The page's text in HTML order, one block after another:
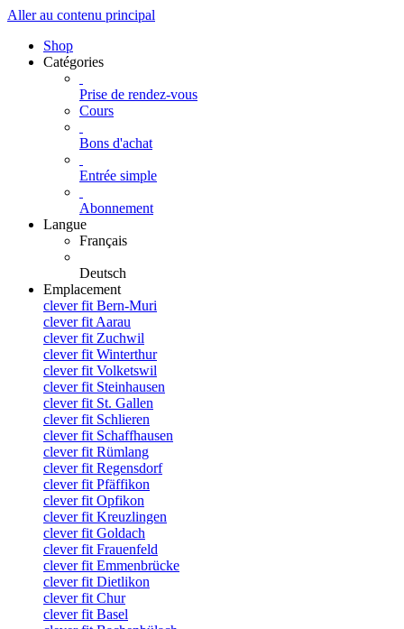
Aller au contenu principal
Shop
Catégories
Prise de rendez-vous
Cours
Bons d'achat
Entrée simple
Abonnement
Langue
Français
Deutsch
Emplacement
clever fit Bern-Muri
clever fit Aarau
clever fit Zuchwil
clever fit Winterthur
clever fit Volketswil
clever fit Steinhausen
clever fit St. Gallen
clever fit Schlieren
clever fit Schaffhausen
clever fit Rümlang
clever fit Regensdorf
clever fit Pfäffikon
clever fit Opfikon
clever fit Kreuzlingen
clever fit Goldach
clever fit Frauenfeld
clever fit Emmenbrücke
clever fit Dietlikon
clever fit Chur
clever fit Basel